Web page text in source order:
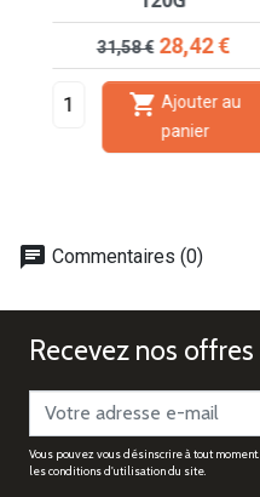
Prix de base
31,58 €Prix
28,42 €
Ajouter au
panier
chat Commentaires (0)
Recevez nos
Vous pouvez vous désinscrire à tout
les conditions d'utilisation du site.